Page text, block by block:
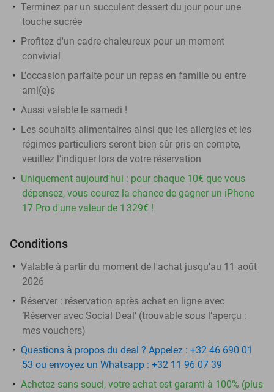
Terminez par un succulent dessert du jour pour une
touche sucrée
Profitez d'un cadre chaleureux pour un moment
convivial
L'occasion parfaite pour un repas en famille ou entre
ami(e)s
Aussi valable le samedi !
Les souhaits alimentaires ainsi que les allergies et les
régimes particuliers seront bien sûr pris en compte,
veuillez l'indiquer lors de votre réservation
Uniquement aujourd'hui : pour chaque 10€ que vous
dépensez, vous courez la chance de gagner un iPhone
17 Pro d'une valeur de 1 329€ !
Conditions
Valable à partir du moment de l'achat jusqu'au 11 août
2026
Réserver : réservation après achat en ligne avec
‘Réserver avec Social Deal’ (trouvable sous l’aperçu :
mes vouchers)
Questions à propos du deal ? Appelez : +32 46 690 01
53 ou envoyez un Whatsapp : +32 11 96 07 39
Achetez sans souci, votre achat est garanti à 100% (plus